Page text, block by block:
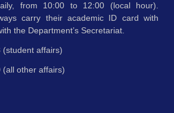
from 10:00 to 12:00 (local hour).
carry their academic ID card with
the Department’s Secretariat.
affairs)
other affairs)